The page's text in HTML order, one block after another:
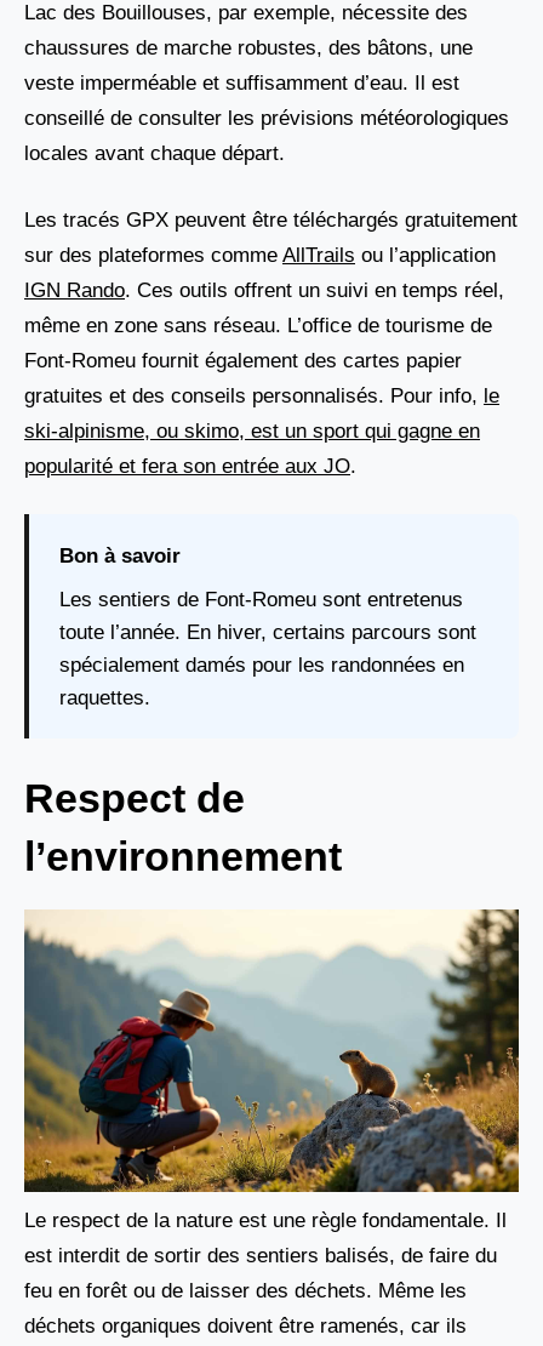
Lac des Bouillouses, par exemple, nécessite des
chaussures de marche robustes, des bâtons, une
veste imperméable et suffisamment d’eau. Il est
conseillé de consulter les prévisions météorologiques
locales avant chaque départ.
Les tracés GPX peuvent être téléchargés gratuitement
sur des plateformes comme AllTrails ou l’application
IGN Rando. Ces outils offrent un suivi en temps réel,
même en zone sans réseau. L’office de tourisme de
Font-Romeu fournit également des cartes papier
gratuites et des conseils personnalisés. Pour info, le
ski-alpinisme, ou skimo, est un sport qui gagne en
popularité et fera son entrée aux JO.
Bon à savoir
Les sentiers de Font-Romeu sont entretenus
toute l’année. En hiver, certains parcours sont
spécialement damés pour les randonnées en
raquettes.
Respect de
l’environnement
Le respect de la nature est une règle fondamentale. Il
est interdit de sortir des sentiers balisés, de faire du
feu en forêt ou de laisser des déchets. Même les
déchets organiques doivent être ramenés, car ils